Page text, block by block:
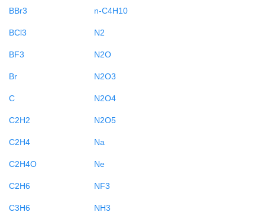
BBr3
BCl3
BF3
Br
C
C2H2
C2H4
C2H4O
C2H6
C3H6
n-C4H10
N2
N2O
N2O3
N2O4
N2O5
Na
Ne
NF3
NH3